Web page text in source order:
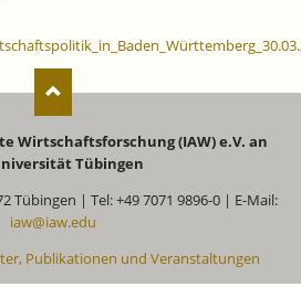
Wirtschaftsforschung (IAW) e.V. an
Tübingen
Tübingen | Tel: +49 7071 9896-0 | E-Mail:
iaw@iaw.edu
Publikationen und Veranstaltungen